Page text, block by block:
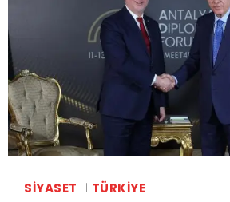
SIYASET TÜRKIYE